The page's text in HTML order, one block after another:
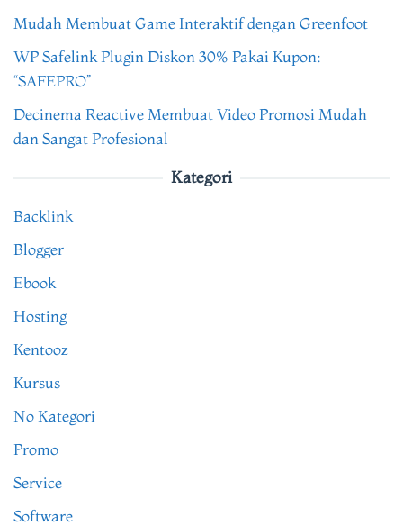
Mudah Membuat Game Interaktif dengan Greenfoot
WP Safelink Plugin Diskon 30% Pakai Kupon:
“SAFEPRO”
Decinema Reactive Membuat Video Promosi Mudah
dan Sangat Profesional
Kategori
Backlink
Blogger
Ebook
Hosting
Kentooz
Kursus
No Kategori
Promo
Service
Software